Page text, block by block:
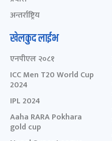
अन्तर्राष्ट्रिय
खेलकुद लाईभ
एनपीएल २०८१
ICC Men T20 World Cup
2024
IPL 2024
Aaha RARA Pokhara
gold cup